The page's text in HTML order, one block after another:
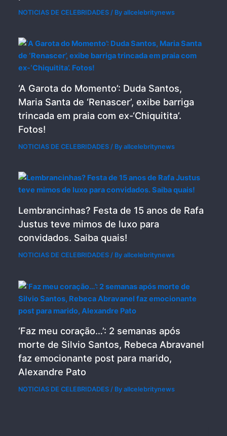
NOTICIAS DE CELEBRIDADES / Byallcelebritynews
‘A Garota do Momento’: Duda Santos,
Maria Santa de ‘Renascer’, exibe barriga
trincada em praia com ex-‘Chiquitita’.
Fotos!
NOTICIAS DE CELEBRIDADES / Byallcelebritynews
Lembrancinhas? Festa de 15 anos de Rafa
Justus teve mimos de luxo para
convidados. Saiba quais!
NOTICIAS DE CELEBRIDADES / Byallcelebritynews
‘Faz meu coração…’: 2 semanas após
morte de Silvio Santos, Rebeca Abravanel
faz emocionante post para marido,
Alexandre Pato
NOTICIAS DE CELEBRIDADES / Byallcelebritynews